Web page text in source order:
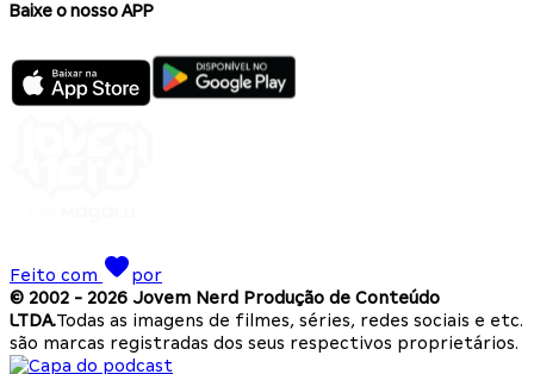
Baixe o nosso APP
Feito com
por
© 2002 - 2026 Jovem Nerd Produção de Conteúdo
LTDA.Todas as imagens de filmes, séries, redes sociais e etc.
são marcas registradas dos seus respectivos proprietários.